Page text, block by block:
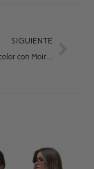
SIGUIENTE
Toque de estilo y color con Moira rojo